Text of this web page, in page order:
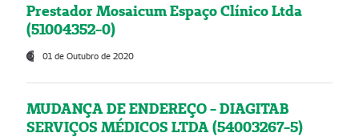
Prestador Mosaicum Espaço Clínico Ltda
(51004352-0)
01 de Outubro de 2020
MUDANÇA DE ENDEREÇO - DIAGITAB
SERVIÇOS MÉDICOS LTDA (54003267-5)